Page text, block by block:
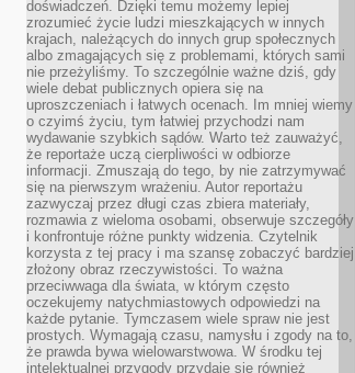
doświadczeń. Dzięki temu możemy lepiej
zrozumieć życie ludzi mieszkających w innych
krajach, należących do innych grup społecznych
albo zmagających się z problemami, których sami
nie przeżyliśmy. To szczególnie ważne dziś, gdy
wiele debat publicznych opiera się na
uproszczeniach i łatwych ocenach. Im mniej wiemy
o czyimś życiu, tym łatwiej przychodzi nam
wydawanie szybkich sądów. Warto też zauważyć,
że reportaże uczą cierpliwości w odbiorze
informacji. Zmuszają do tego, by nie zatrzymywać
się na pierwszym wrażeniu. Autor reportażu
zazwyczaj przez długi czas zbiera materiały,
rozmawia z wieloma osobami, obserwuje szczegóły
i konfrontuje różne punkty widzenia. Czytelnik
korzysta z tej pracy i ma szansę zobaczyć bardziej
złożony obraz rzeczywistości. To ważna
przeciwwaga dla świata, w którym często
oczekujemy natychmiastowych odpowiedzi na
każde pytanie. Tymczasem wiele spraw nie jest
prostych. Wymagają czasu, namysłu i zgody na to,
że prawda bywa wielowarstwowa. W środku tej
intelektualnej przygody przydaje się również